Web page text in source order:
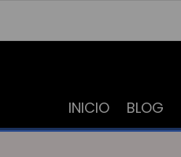
INICIO BLOG